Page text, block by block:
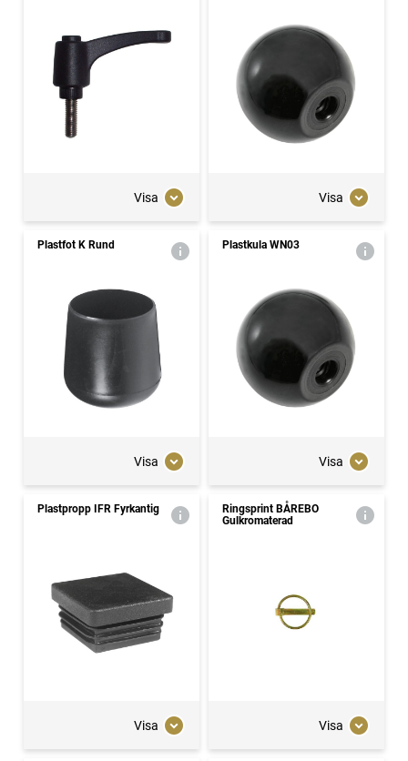
Visa Visa
Plastfot K Rund
Visa
Plastkula WN03
Visa
Plastpropp IFR Fyrkantig
Visa
Ringsprint BÅREBO
Gulkromaterad
Visa